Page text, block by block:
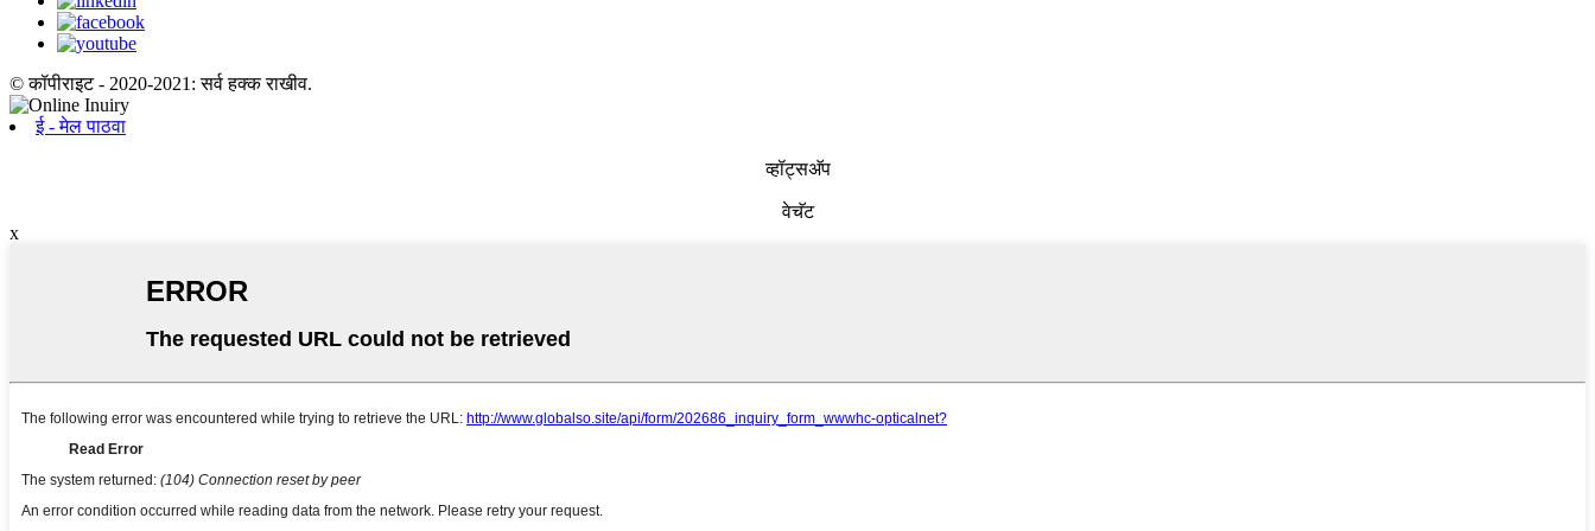
© कॉपीराइट - 2020-2021: सर्व हक्क राखीव.
ई - मेल पाठवा
व्हॉट्सअ‍ॅप
वेचॅट
x